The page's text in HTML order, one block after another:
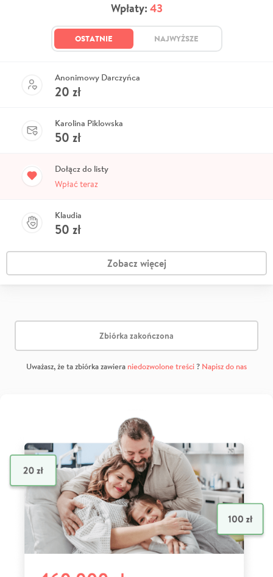
Wpłaty: 43
OSTATNIE NAJWYŻSZE
Anonimowy Darczyńca
20 zł
Karolina Piklowska
50 zł
Dołącz do listy
Wpłać teraz
Klaudia
50 zł
Zobacz więcej
Zbiórka zakończona
Uważasz, że ta zbiórka zawiera niedozwolone treści? Napisz do nas